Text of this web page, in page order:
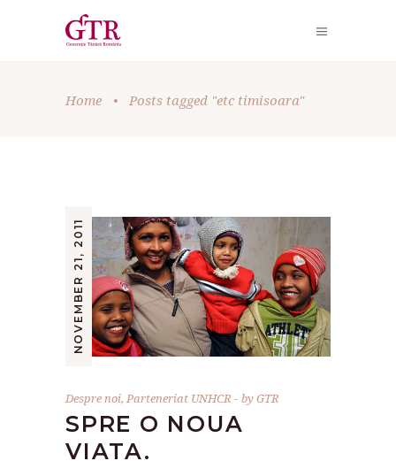
Home • Posts tagged "etc timisoara"
NOVEMBER 21, 2011
Despre noi, Parteneriat UNHCR byGTR
SPRE O NOUA
VIATA.